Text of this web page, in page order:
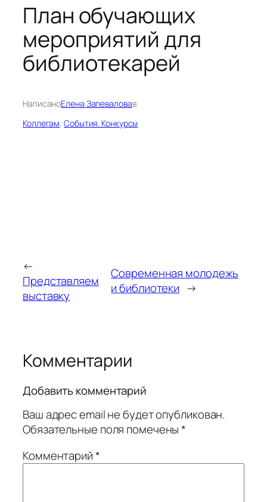
План обучающих
мероприятий для
библиотекарей
НаписаноЕлена Запеваловав
Коллегам, События. Конкурсы
←
Представляем
выставку
Современная молодежь
и библиотеки →
Комментарии
Добавить комментарий
Ваш адрес email не будет опубликован.
Обязательные поля помечены*
Комментарий*